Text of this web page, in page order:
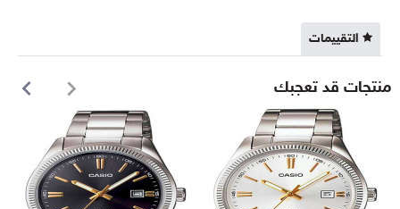
التقييمات
منتجات قد تعجبك